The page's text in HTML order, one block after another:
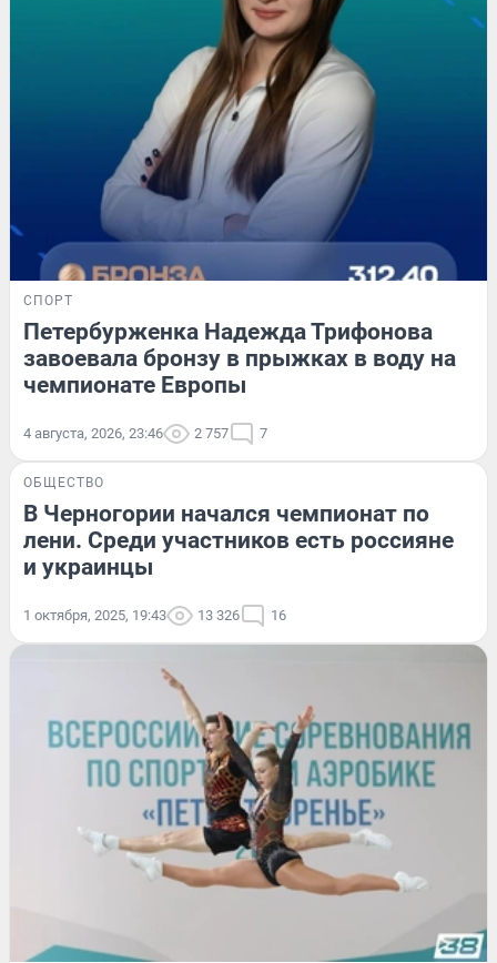
СПОРТ
Петербурженка Надежда Трифонова
завоевала бронзу в прыжках в воду на
чемпионате Европы
4 августа, 2026, 23:46 2 757 7
ОБЩЕСТВО
В Черногории начался чемпионат по
лени. Среди участников есть россияне
и украинцы
1 октября, 2025, 19:43 13 326 16